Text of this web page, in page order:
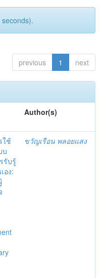
previous 1 next
Author(s)
ใช้
บ
รับรู้
อง:
ขวัญเรือน พลอยแสง